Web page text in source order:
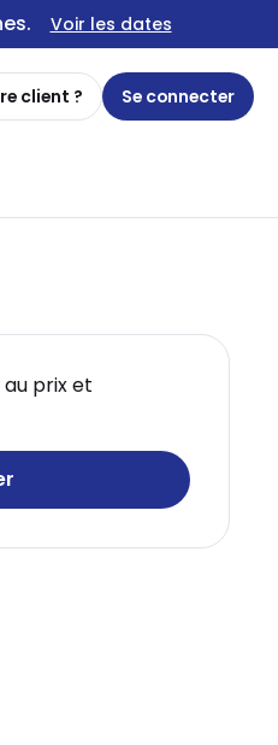
Voir les dates
client ? Se connecter
prix et